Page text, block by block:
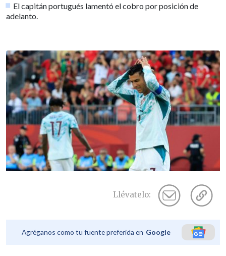
El capitán portugués lamentó el cobro por posición de
adelanto.
Llévatelo:
Agréganos como tu fuente preferida en Google